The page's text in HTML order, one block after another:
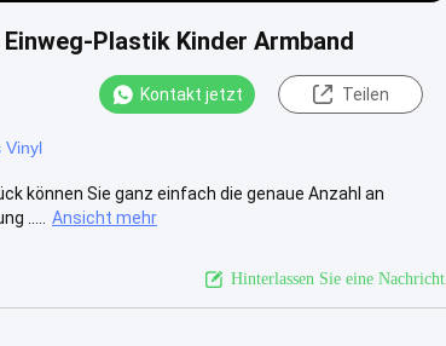
Plastik Kinder Armband
Kontakt jetzt Teilen
Vinyl
können Sie ganz einfach die genaue Anzahl an
.....
Ansicht mehr
Hinterlassen Sie eine Nachricht.